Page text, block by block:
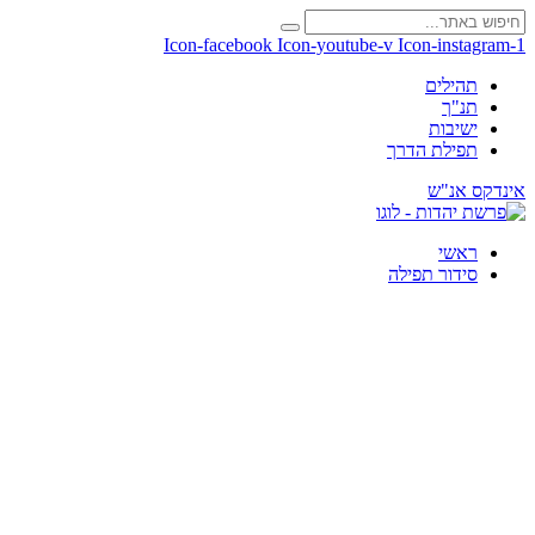
Icon-facebook Icon-youtube-v Icon-instagram-1
תהילים
תנ"ך
ישיבות
תפילת הדרך
אינדקס אנ"ש
ראשי
סידור תפילה